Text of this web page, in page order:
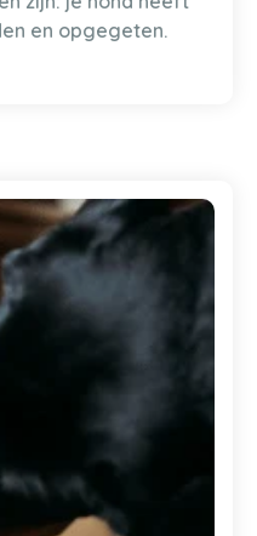
en opgegeten.